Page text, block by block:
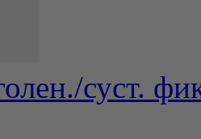
суст.